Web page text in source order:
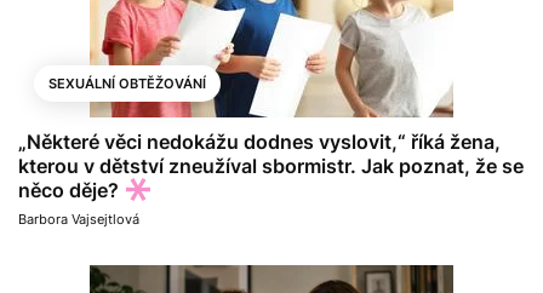
SEXUÁLNÍ OBTĚŽOVÁNÍ
„Některé věci nedokážu dodnes vyslovit,“ říká žena,
kterou v dětství zneužíval sbormistr. Jak poznat, že se
něco děje?
Barbora Vajsejtlová